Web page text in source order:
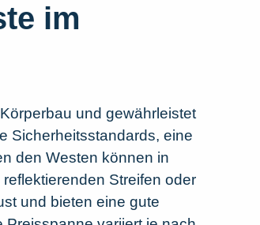
im
und gewährleistet
Sicherheitsstandards, eine
den Westen können in
Streifen oder
und bieten eine gute